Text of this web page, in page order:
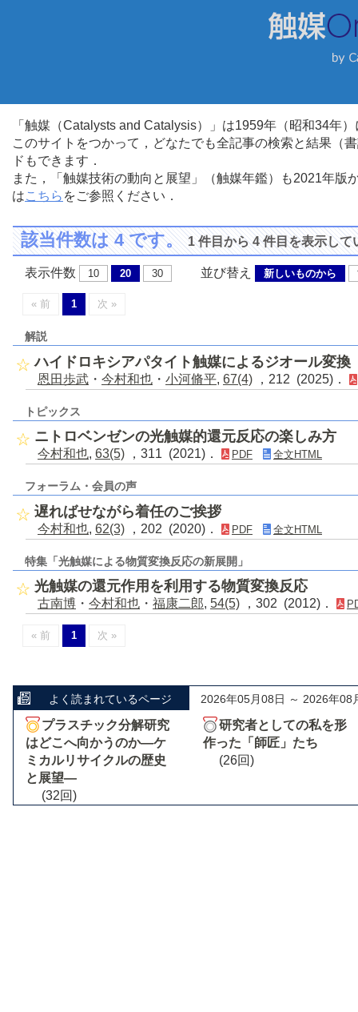
「触媒（Catalysts and Catalysis）」は1959年（昭和34年
このサイトをつかって，どなたでも全記事の検索と結果（
ドもできます．
また，「触媒技術の動向と展望」（触媒年鑑）も2021年
はこちら をご参照ください．
該当件数は 4 です。1 件目から 4 件目を表示して
表示件数 10 20 30 並び替え 新しいものから
« 前 1 次 »
解説
ハイドロキシアパタイト触媒によるジオール変換
恩田歩武 ・ 今村和也 ・ 小河脩平, 67(4) ，212 (2025)．
トピックス
ニトロベンゼンの光触媒的還元反応の楽しみ方
今村和也, 63(5) ，311 (2021)． PDF 全文HTML
フォーラム・会員の声
遅ればせながら着任のご挨拶
今村和也, 62(3) ，202 (2020)． PDF 全文HTML
特集「光触媒による物質変換反応の新展開」
光触媒の還元作用を利用する物質変換反応
古南博 ・ 今村和也 ・ 福康二郎, 54(5) ，302 (2012)．
« 前 1 次 »
よく読まれているページ 2026年05月08日 ～ 2026年08
プラスチック分解研究
はどこへ向かうのか―ケ
ミカルリサイクルの歴史
と展望―
(32回)
研究者としての私を形
作った「師匠」たち
(26回)